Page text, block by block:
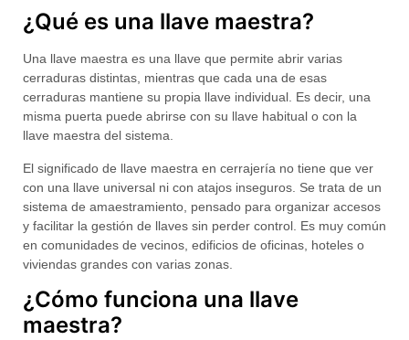
¿Qué es una llave maestra?
Una llave maestra es una llave que permite abrir varias
cerraduras distintas, mientras que cada una de esas
cerraduras mantiene su propia llave individual. Es decir, una
misma puerta puede abrirse con su llave habitual o con la
llave maestra del sistema.
El significado de llave maestra en cerrajería no tiene que ver
con una llave universal ni con atajos inseguros. Se trata de un
sistema de amaestramiento , pensado para organizar accesos
y facilitar la gestión de llaves sin perder control. Es muy común
en comunidades de vecinos, edificios de oficinas, hoteles o
viviendas grandes con varias zonas.
¿Cómo funciona una llave
maestra?